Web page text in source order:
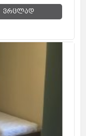
ვრცლად